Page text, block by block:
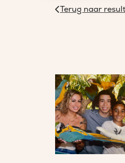
Terug naar